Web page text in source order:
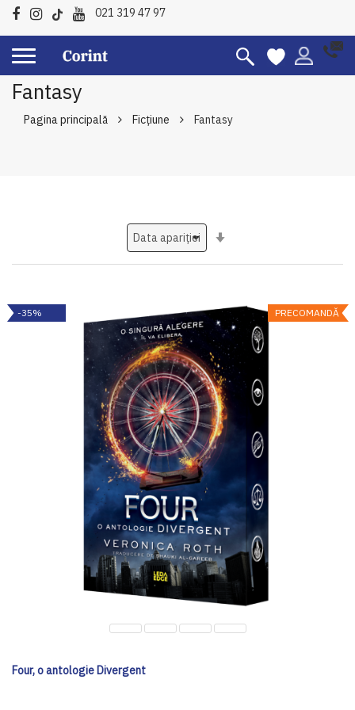
021 319 47 97
Fantasy
Pagina principală Ficțiune Fantasy
PRECOMANDĂ
-35%
Four, o antologie Divergent